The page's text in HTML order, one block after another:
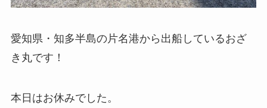
愛知県・知多半島の片名港から出船しているおざ
き丸です！
本日はお休みでした。